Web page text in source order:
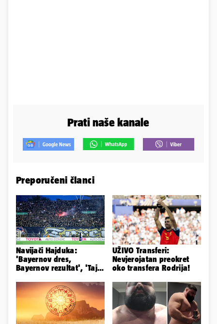
Prati naše kanale
Preporučeni članci
Navijači Hajduka:
'Bayernov dres,
Bayernov rezultat', 'Taj
Perišić'
UŽIVO Transferi:
Nevjerojatan preokret
oko transfera Rodrija!